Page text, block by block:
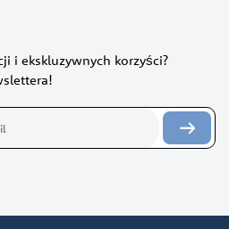
i ekskluzywnych korzyści?